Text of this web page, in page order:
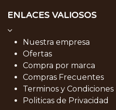
ENLACES VALIOSOS
Nuestra empresa
Ofertas
Compra por marca
Compras Frecuentes
Terminos y Condiciones
Politicas de Privacidad